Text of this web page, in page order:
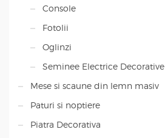
Console
Fotolii
Oglinzi
Seminee Electrice Decorative
Mese si scaune din lemn masiv
Paturi si noptiere
Piatra Decorativa